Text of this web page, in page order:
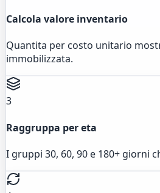
Calcola valore inventario
Quantita per costo unitario
immobilizzata.
3
Raggruppa per eta
I gruppi 30, 60, 90 e 180+ giorni